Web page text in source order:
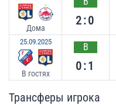
Дома
2:0
25.09.2025
В гостях
В
0:1
Трансферы игрока